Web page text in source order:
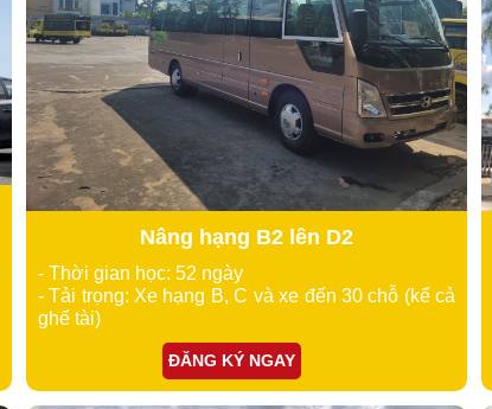
Nâng hạng B2 lên D2
- Thời gian học: 52 ngày
- Tải trọng: Xe hạng B, C và xe đến 30 chỗ (kể cả
ghế tài)
ĐĂNG KÝ NGAY